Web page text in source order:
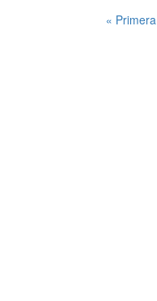
« Primera